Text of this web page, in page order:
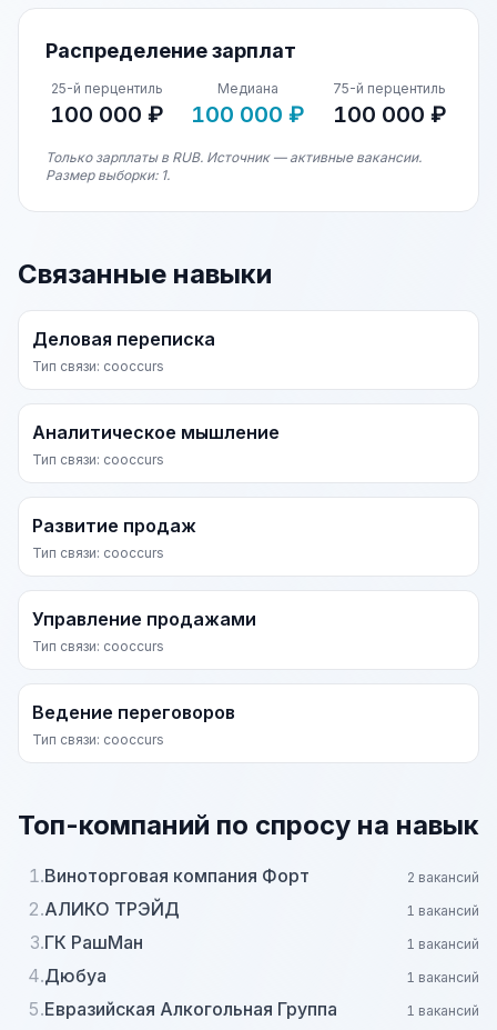
Распределение зарплат
25-й перцентиль
100 000 ₽
Медиана
100 000 ₽
75-й перцентиль
100 000 ₽
Только зарплаты в RUB. Источник — активные вакансии.
Размер выборки: 1.
Связанные навыки
Деловая переписка
Тип связи: cooccurs
Аналитическое мышление
Тип связи: cooccurs
Развитие продаж
Тип связи: cooccurs
Управление продажами
Тип связи: cooccurs
Ведение переговоров
Тип связи: cooccurs
Топ-компаний по спросу на навык
1.Виноторговая компания Форт 2 вакансий
2.АЛИКО ТРЭЙД 1 вакансий
3.ГК РашМан 1 вакансий
4.Дюбуа 1 вакансий
5.Евразийская Алкогольная Группа 1 вакансий